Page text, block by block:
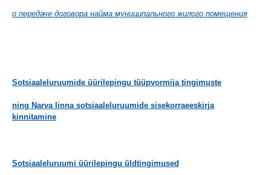
о передаче договора найма муниципального жилого помещения
Sotsiaaleluruumide üürilepingu tüüpvormija tingimuste
ning Narva linna sotsiaaleluruumide sisekorraeeskirja
kinnitamine
Sotsiaaleluruumi üürilepingu üldtingimused